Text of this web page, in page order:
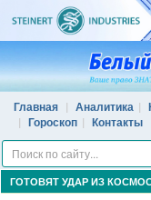
Главная Аналитика
Гороскоп
Контакты
ГОТОВЯТ УДАР ИЗ